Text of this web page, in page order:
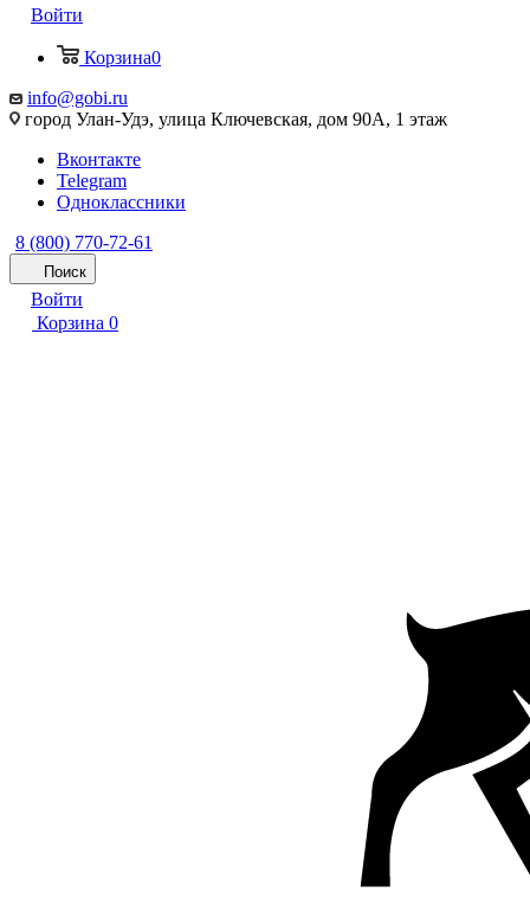
Войти
Корзина0
info@gobi.ru
город Улан-Удэ, улица Ключевская, дом 90А, 1 этаж
Вконтакте
Telegram
Одноклассники
8 (800) 770-72-61
Поиск
Войти
Корзина 0